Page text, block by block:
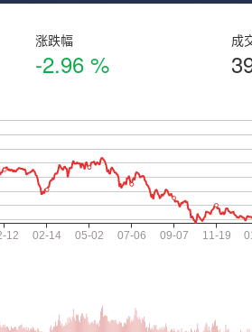
涨跌幅
-2.96 %
成